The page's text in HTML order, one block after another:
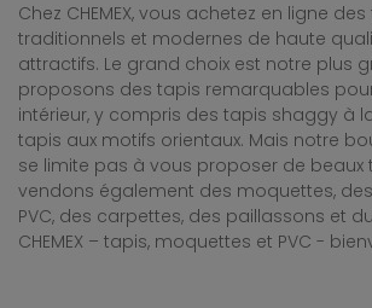
Chez CHEMEX, vous achetez en ligne
traditionnels et modernes de haute
attractifs. Le grand choix est notre plus
proposons des tapis remarquables
intérieur, y compris des tapis shaggy à
tapis aux motifs orientaux. Mais notre
se limite pas à vous proposer de beaux
vendons également des moquettes,
PVC, des carpettes, des paillassons et
CHEMEX – tapis, moquettes et PVC -